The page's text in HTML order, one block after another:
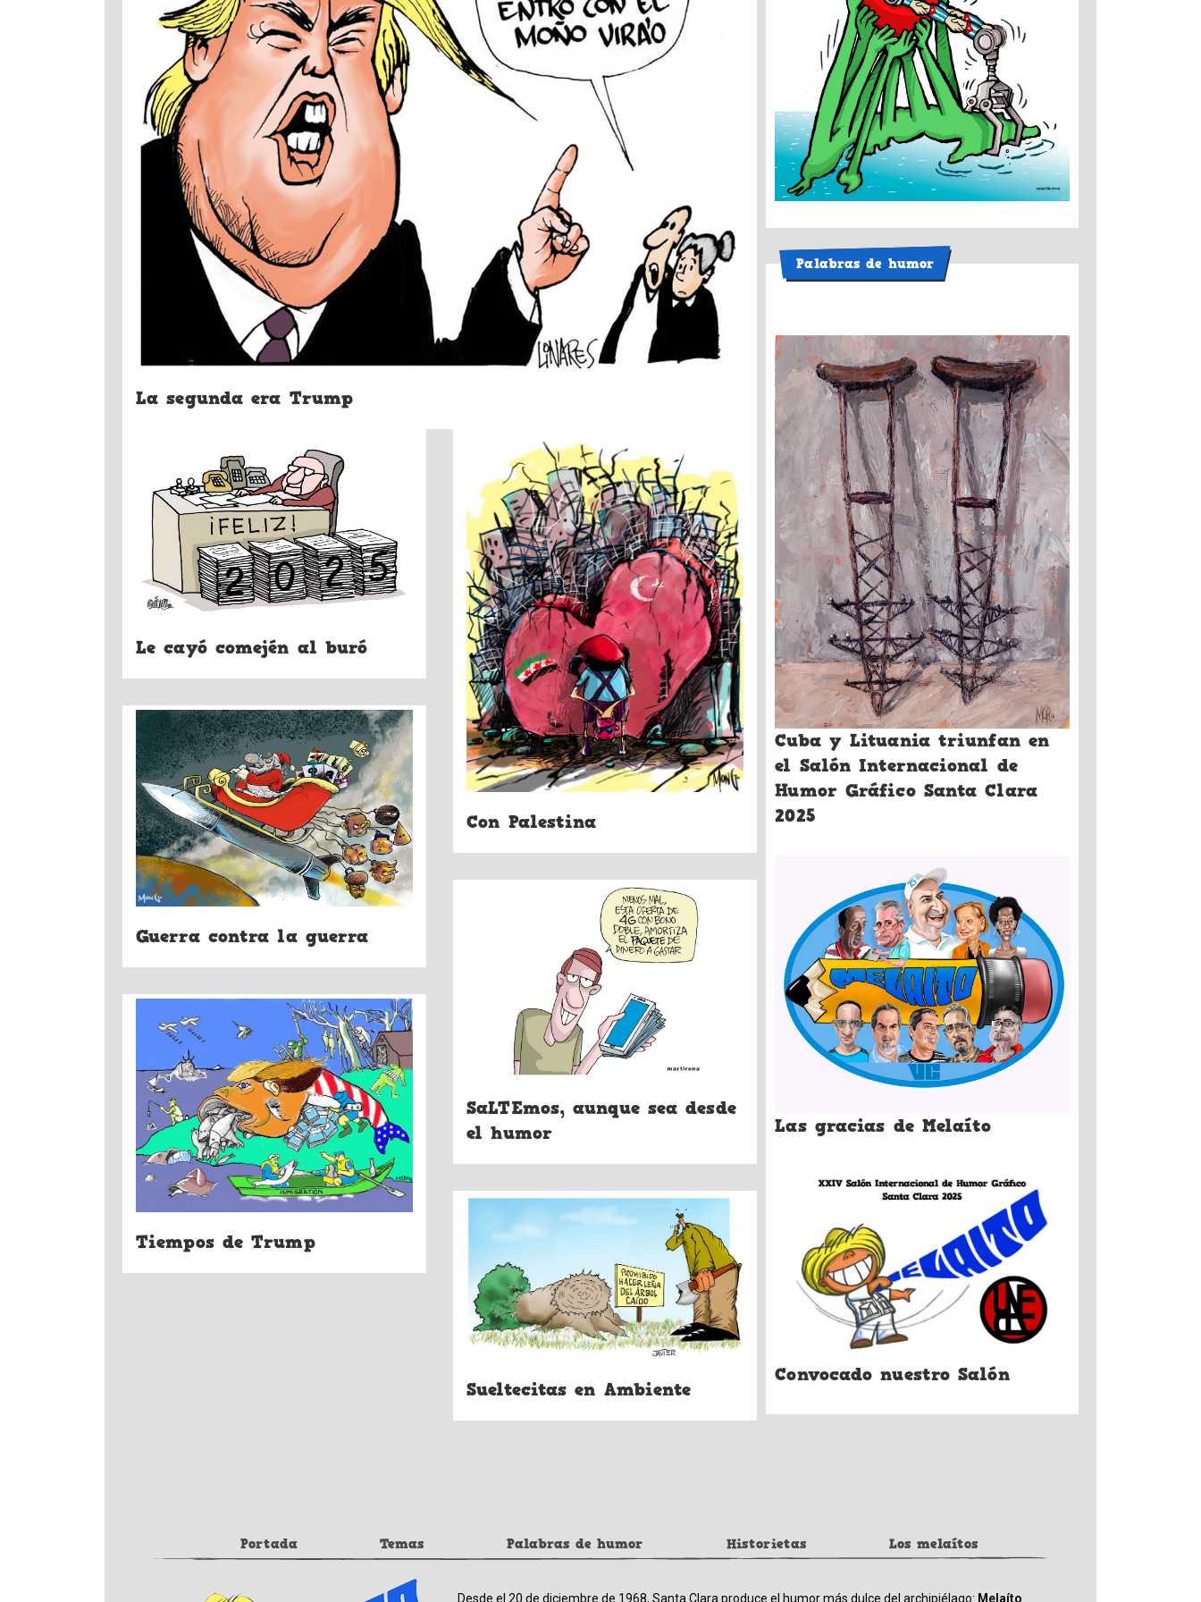
La segunda era Trump
Le cayó comején al buró
Guerra contra la guerra
Tiempos de Trump
Con Palestina
SaLTEmos, aunque sea desde
el humor
Sueltecitas en Ambiente
Palabras de humor
Cuba y Lituania triunfan en
el Salón Internacional de
Humor Gráfico Santa Clara
2025
Las gracias de Melaíto
Convocado nuestro Salón
Portada Temas Palabras de humor Historietas Los melaítos
Desde el 20 de diciembre de 1968, Santa Clara produce el humor más dulce del archipiélago: Melaíto